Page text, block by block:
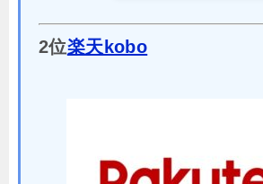
2位楽天kobo